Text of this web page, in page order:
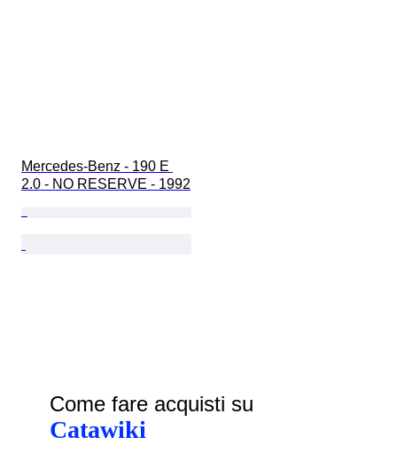
Mercedes-Benz - 190 E
2.0 - NO RESERVE - 1992
Come fare acquisti su
Catawiki